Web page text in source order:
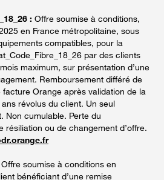
: Offre soumise à conditions,
en France métropolitaine, sous
compatibles, pour la
par des clients
maximum, sur présentation d’une
Remboursement différé de
Orange après validation de la
révolus du client. Un seul
Non cumulable. Perte du
résiliation ou de changement d’offre.
Offre soumise à conditions en
bénéficiant d’une remise